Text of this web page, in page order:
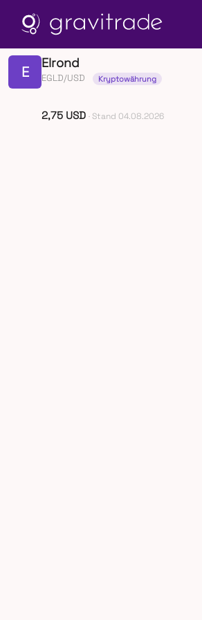
E
Elrond
EGLD/USD Kryptowährung
2,75 USD · Stand 04.08.2026